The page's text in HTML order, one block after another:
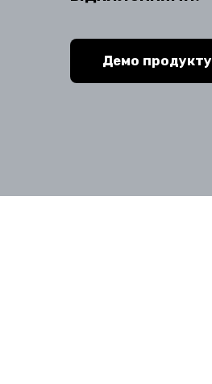
Демо продукту